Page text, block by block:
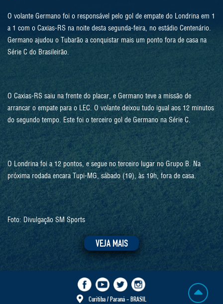
O volante Germano foi o responsável pelo gol de empate do Londrina em 1
a 1 com o Caxias-RS na noite desta segunda-feira, no estádio Centenário.
Germano ajudou o Tubarão a conquistar mais um ponto fora de casa na
Série C do Brasileirão.
O Caxias-RS saiu na frente do placar, e Germano teve a missão de
arrancar o empate para o LEC. O volante deixou tudo igual aos 12 minutos
do segundo tempo. Este foi o terceiro gol de Germano na Série C.
O Londrina foi a 12 pontos, e segue no terceiro lugar no Grupo B. Na
próxima rodada encara Tupi-MG, sábado (19), às 19h, fora de casa.
Foto: Divulgação SM Sports
VEJA MAIS
Curitiba / Paraná - BRASIL